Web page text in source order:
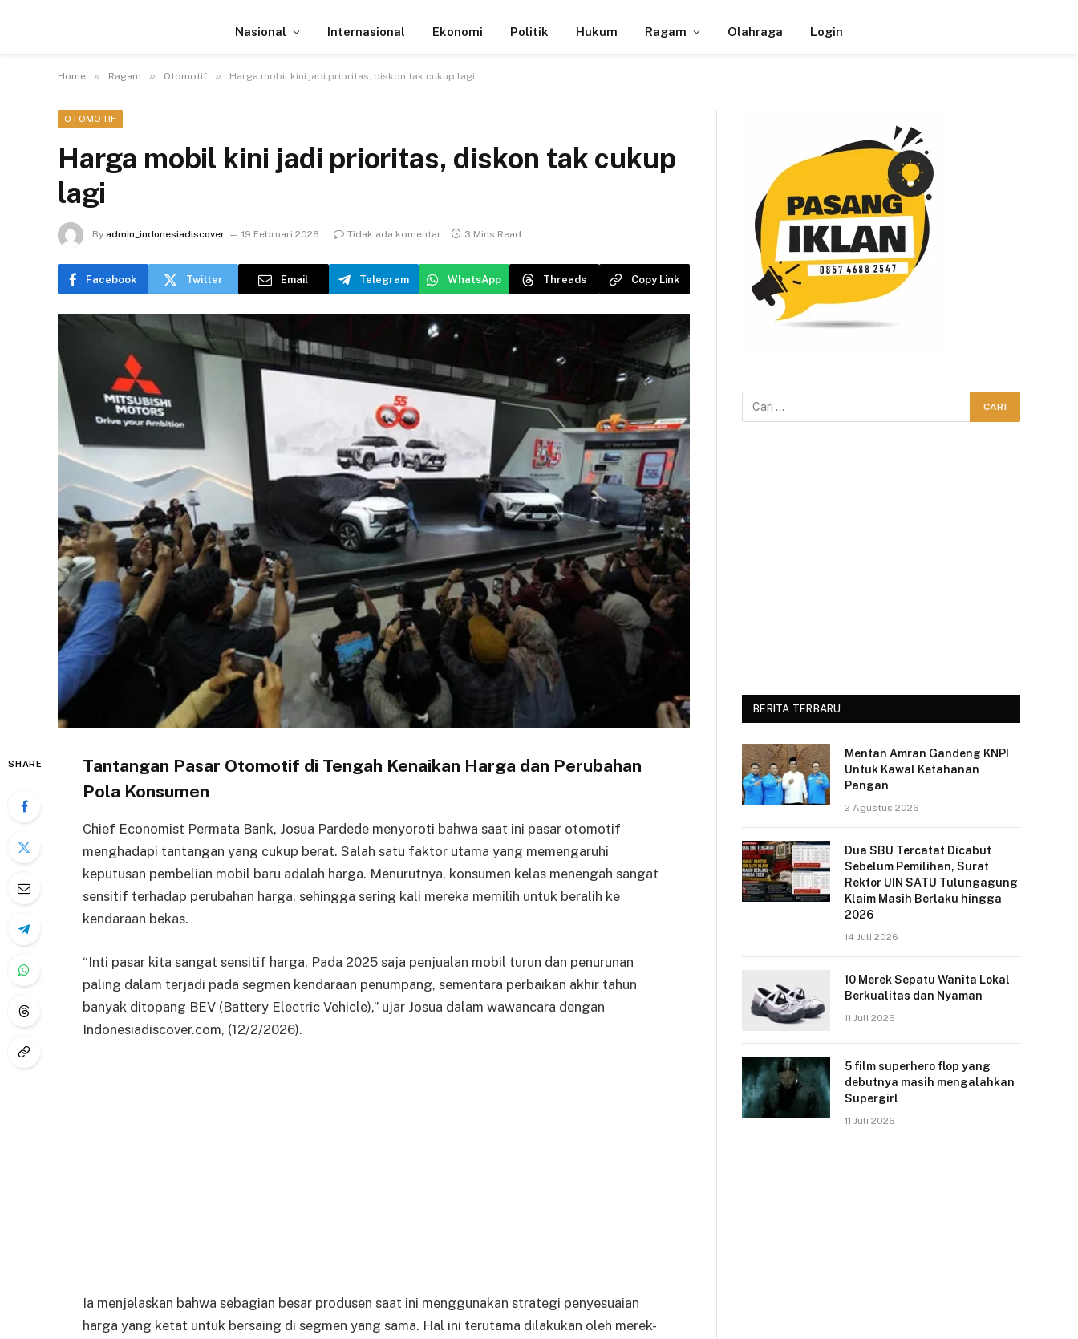
Nasional Internasional Ekonomi Politik Hukum Ragam Olahraga Login
Home » Ragam » Otomotif » Harga mobil kini jadi prioritas, diskon tak cukup lagi
OTOMOTIF
Harga mobil kini jadi prioritas, diskon tak cukup
lagi
By admin_indonesiadiscover 19 Februari 2026 Tidak ada komentar 3 Mins Read
Facebook Twitter Email Telegram WhatsApp Threads Copy Link
SHARE
Tantangan Pasar Otomotif di Tengah Kenaikan Harga dan Perubahan
Pola Konsumen
Chief Economist Permata Bank, Josua Pardede menyoroti bahwa saat ini pasar otomotif
menghadapi tantangan yang cukup berat. Salah satu faktor utama yang memengaruhi
keputusan pembelian mobil baru adalah harga. Menurutnya, konsumen kelas menengah sangat
sensitif terhadap perubahan harga, sehingga sering kali mereka memilih untuk beralih ke
kendaraan bekas.
“Inti pasar kita sangat sensitif harga. Pada 2025 saja penjualan mobil turun dan penurunan
paling dalam terjadi pada segmen kendaraan penumpang, sementara perbaikan akhir tahun
banyak ditopang BEV (Battery Electric Vehicle),” ujar Josua dalam wawancara dengan
Indonesiadiscover.com, (12/2/2026).
Ia menjelaskan bahwa sebagian besar produsen saat ini menggunakan strategi penyesuaian
harga yang ketat untuk bersaing di segmen yang sama. Hal ini terutama dilakukan oleh merek-
BERITA TERBARU
Mentan Amran Gandeng KNPI
Untuk Kawal Ketahanan
Pangan
2 Agustus 2026
Dua SBU Tercatat Dicabut
Sebelum Pemilihan, Surat
Rektor UIN SATU Tulungagung
Klaim Masih Berlaku hingga
2026
14 Juli 2026
10 Merek Sepatu Wanita Lokal
Berkualitas dan Nyaman
11 Juli 2026
5 film superhero flop yang
debutnya masih mengalahkan
Supergirl
11 Juli 2026